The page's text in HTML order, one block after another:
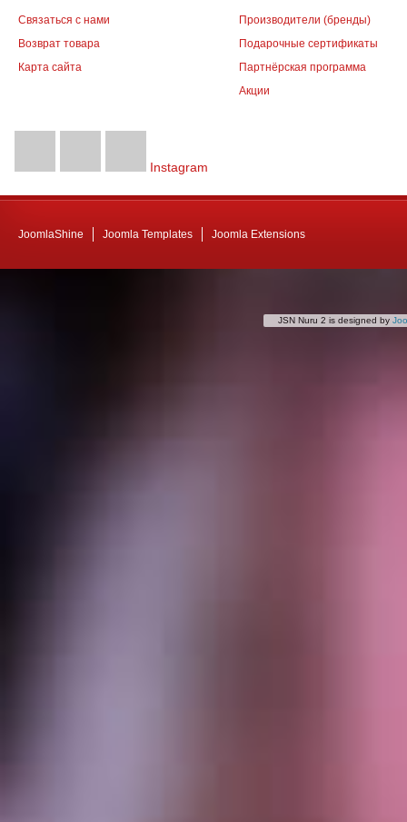
Связаться с нами
Возврат товара
Карта сайта
Производители (бренды)
Подарочные сертификаты
Партнёрская программа
Акции
Instagram
JoomlaShine Joomla Templates Joomla Extensions
JSN Nuru 2 is designed by